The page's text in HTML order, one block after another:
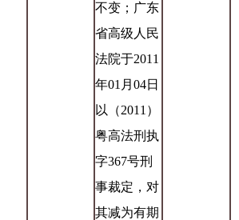
不变；广东
省高级人民
法院于2011
年01月04日
以（2011）
粤高法刑执
字367号刑
事裁定，对
其减为有期